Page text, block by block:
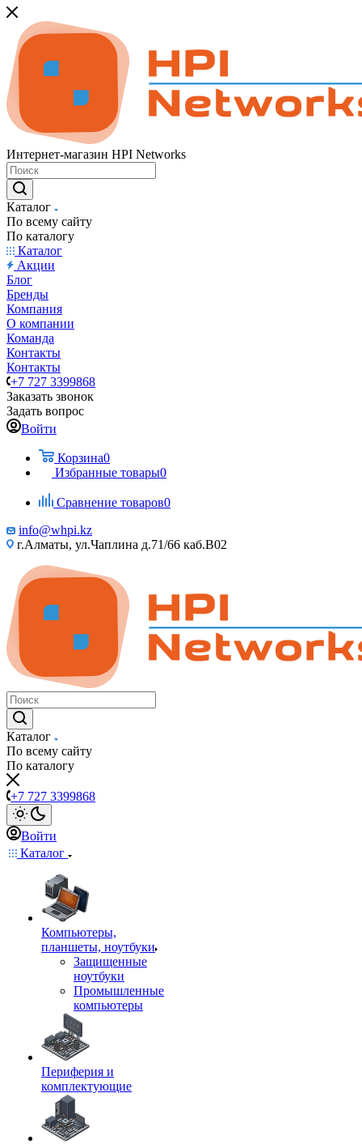
Интернет-магазин HPI Networks
Каталог
По всему сайту
По каталогу
Каталог
Акции
Блог
Бренды
Компания
О компании
Команда
Контакты
Контакты
+7 727 3399868
Заказать звонок
Задать вопрос
Войти
Корзина0
Избранные товары0
Сравнение товаров0
info@whpi.kz
г.Алматы, ул.Чаплина д.71/66 каб.B02
Каталог
По всему сайту
По каталогу
+7 727 3399868
Войти
Каталог
Компьютеры,
планшеты, ноутбуки
Защищенные
ноутбуки
Промышленные
компьютеры
Периферия и
комплектующие